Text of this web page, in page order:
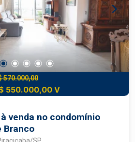
570.000,00
550.000,00 V
venda no condomínio
Branco